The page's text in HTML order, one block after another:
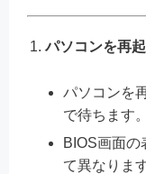
パソコンを再
パソコンを
で待ちます。
BIOS画面の
て異なります